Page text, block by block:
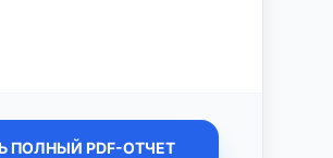
ПОЛНЫЙ PDF-ОТЧЕТ